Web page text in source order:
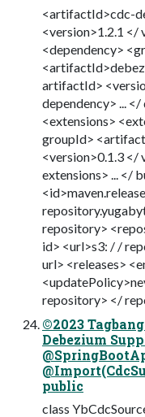
<artifactId>cdc-
<version>1.2.1 </
<dependency>
artifactId>
dependency> ...
<extensions>
groupId>
<version>0.1.3 </
extensions> ... </
repository>
id> <url>s3: / /
url> <releases>
repository> </
©2023
Debezium
public
class